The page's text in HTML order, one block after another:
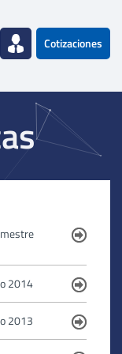
Cotizaciones
2014
2013